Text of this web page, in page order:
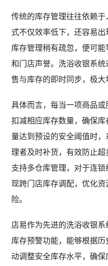
传统的库存管理往往依赖
式不仅效率低下，还容易出
库存管理稍有疏忽，便可
和门店声誉。洗浴收银系
售与库存的即时同步，极大
具体而言，每当一项商品
扣减相应库存数量，确保
量达到预设的安全阈值时
理者及时补货，有效防止
支持多仓库管理，对于连
现跨门店库存调配，优化
险。
店易作为先进的洗浴收银
库存预警功能，能够根据
动调整安全库存水平，确